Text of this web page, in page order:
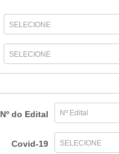
SELECIONE
SELECIONE
Nº do Edital
Covid-19 SELECIONE